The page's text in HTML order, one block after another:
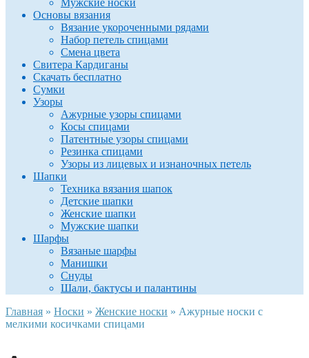
Мужские носки
Основы вязания
Вязание укороченными рядами
Набор петель спицами
Смена цвета
Свитера Кардиганы
Скачать бесплатно
Сумки
Узоры
Ажурные узоры спицами
Косы спицами
Патентные узоры спицами
Резинка спицами
Узоры из лицевых и изнаночных петель
Шапки
Техника вязания шапок
Детские шапки
Женские шапки
Мужские шапки
Шарфы
Вязаные шарфы
Манишки
Снуды
Шали, бактусы и палантины
Главная » Носки » Женские носки » Ажурные носки с
мелкими косичками спицами